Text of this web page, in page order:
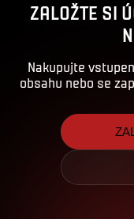
ZALOŽTE SI
Nakupujte
obsahu nebo se